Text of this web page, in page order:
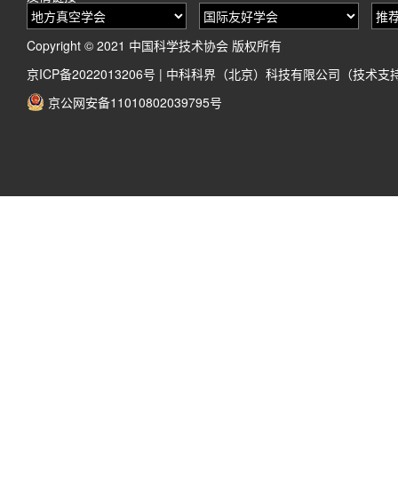
Copyright © 2021 中国科学技术协会 版权所有
京ICP备2022013206号 | 中科科界（北京）科技有限公司（技术支
京公网安备11010802039795号